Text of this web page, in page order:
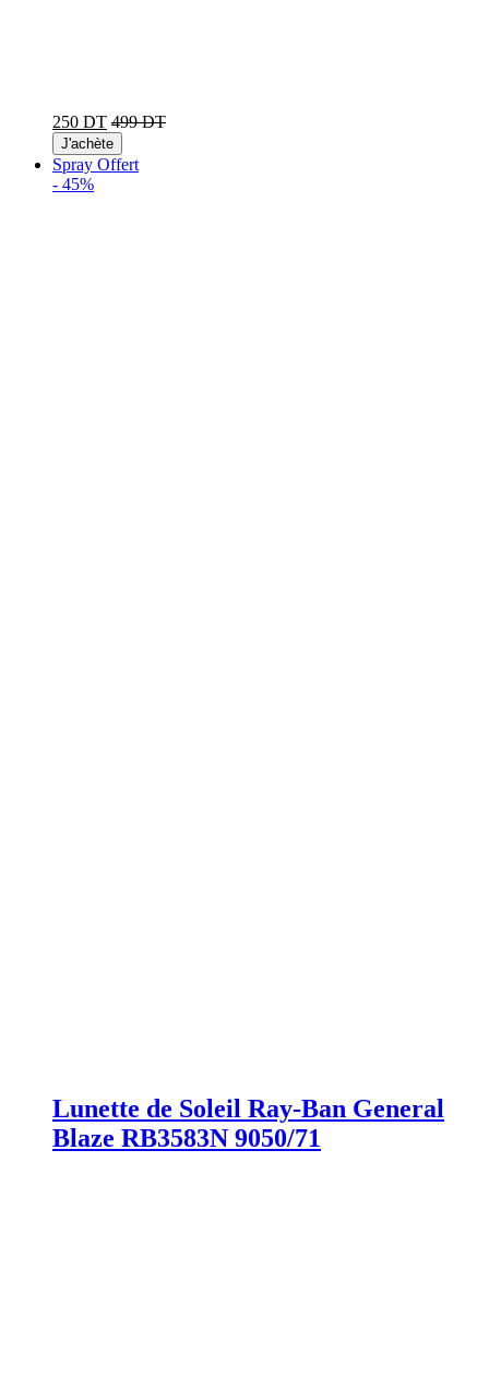
250 DT 499 DT
J'achète
Spray Offert
- 45%
Lunette de Soleil Ray-Ban General
Blaze RB3583N 9050/71